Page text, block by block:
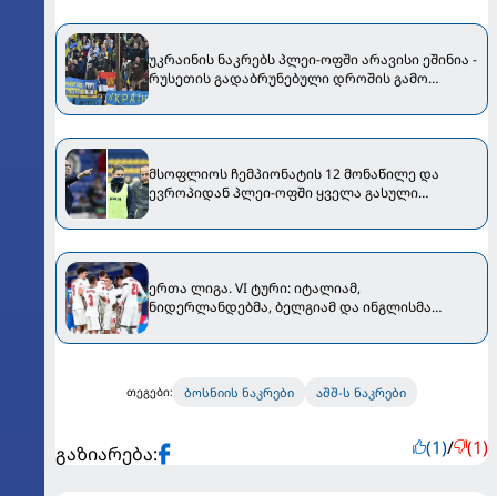
უკრაინის ნაკრებს პლეი-ოფში არავისი ეშინია -
რუსეთის გადაბრუნებული დროშის გამო
მსოფლიოს ჩემპიონატის 12 მონაწილე და
ევროპიდან პლეი-ოფში ყველა გასული
ერთა ლიგა. VI ტური: იტალიამ,
ნიდერლანდებმა, ბელგიამ და ინგლისმა
[VIDEO]
თეგები: ბოსნიის ნაკრები აშშ-ს ნაკრები
გაზიარება: (1)/ (1)